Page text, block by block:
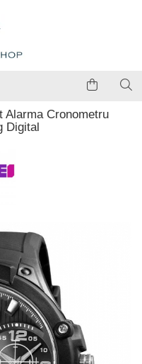
Alarma Cronometru
Digital